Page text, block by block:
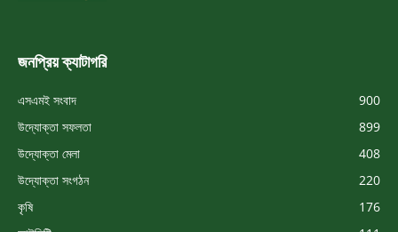
জনপ্রিয় ক্যাটাগরি
এসএমই সংবাদ
900
উদ্যোক্তা সফলতা
899
উদ্যোক্তা মেলা
408
উদ্যোক্তা সংগঠন
220
কৃষি
176